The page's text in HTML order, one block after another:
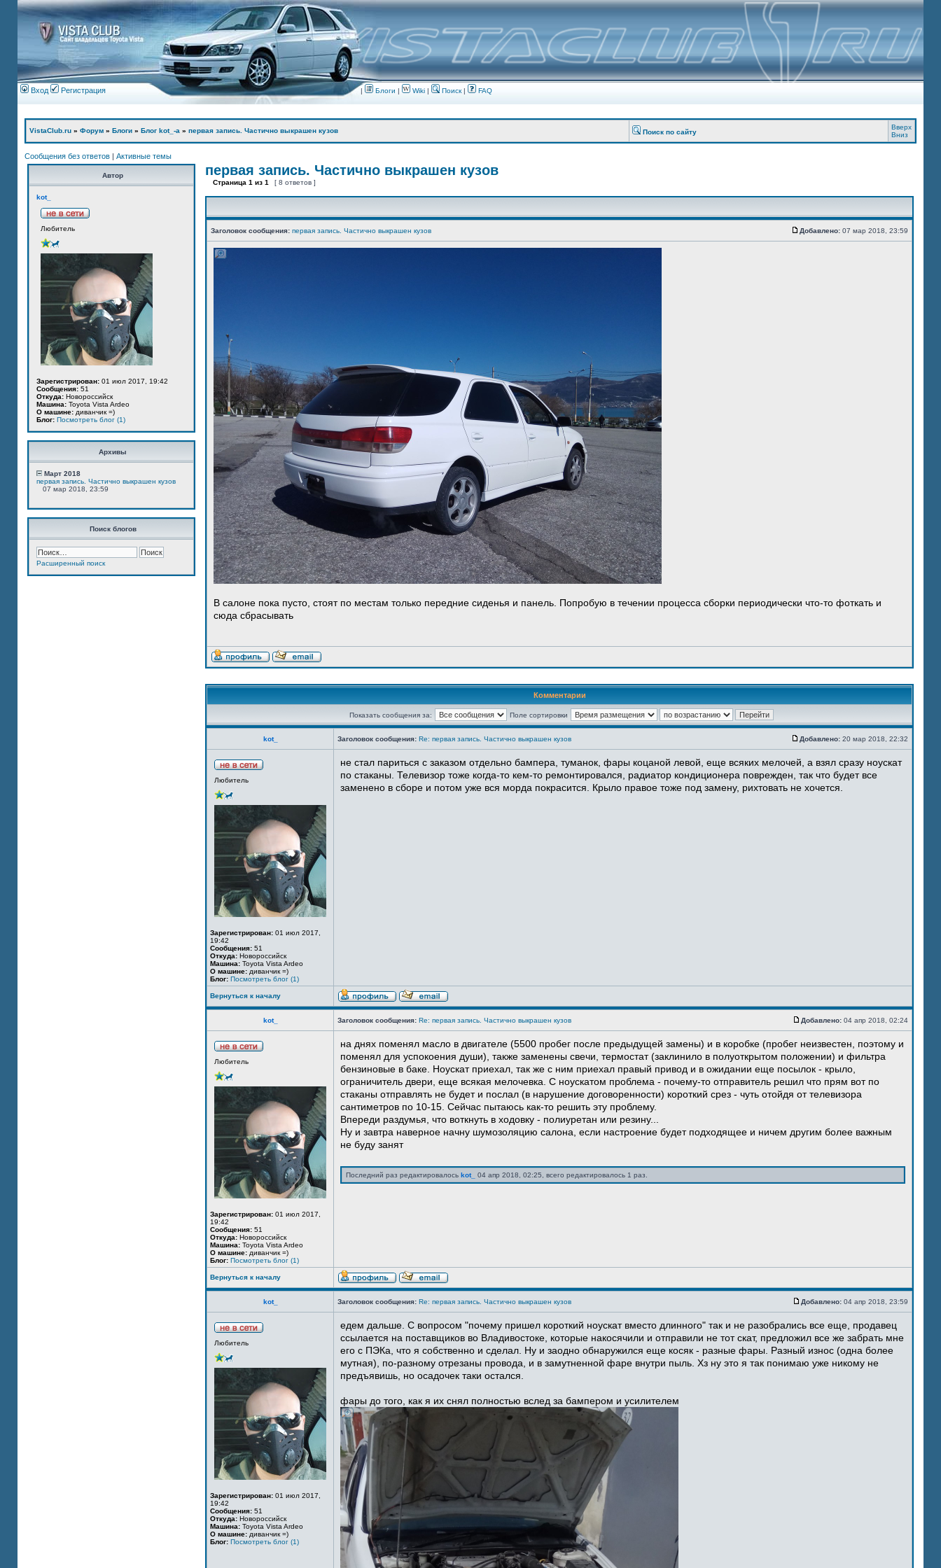
Вход Регистрация | Блоги | Wiki | Поиск| FAQ
VistaClub.ru » Форум » Блоги » Блог kot_-а » первая запись. Частично выкрашен кузов Поиск по сайту
Вверх
Вниз
Сообщения без ответов | Активные темы
Автор
kot_
Любитель
Зарегистрирован: 01 июл 2017, 19:42
Сообщения: 51
Откуда: Новороссийск
Машина: Toyota Vista Ardeo
О машине: диванчик =)
Блог: Посмотреть блог (1)
Архивы
Март 2018
первая запись. Частично выкрашен кузов
07 мар 2018, 23:59
Поиск блогов
Расширенный поиск
первая запись. Частично выкрашен кузов
Страница 1 из 1 [ 8 ответов ]
Заголовок сообщения: первая запись. Частично выкрашен кузов Добавлено: 07 мар 2018, 23:59
В салоне пока пусто, стоят по местам только передние сиденья и панель. Попробую в течении процесса сборки периодически что-то фоткать и
сюда сбрасывать
Комментарии
Показать сообщения за: Поле сортировки
kot_ Заголовок сообщения: Re: первая запись. Частично выкрашен кузов Добавлено: 20 мар 2018, 22:32
Любитель
Зарегистрирован: 01 июл 2017,
19:42
Сообщения: 51
Откуда: Новороссийск
Машина: Toyota Vista Ardeo
О машине: диванчик =)
Блог: Посмотреть блог (1)
не стал париться с заказом отдельно бампера, туманок, фары коцаной левой, еще всяких мелочей, а взял сразу ноускат
по стаканы. Телевизор тоже когда-то кем-то ремонтировался, радиатор кондиционера поврежден, так что будет все
заменено в сборе и потом уже вся морда покрасится. Крыло правое тоже под замену, рихтовать не хочется.
Вернуться к началу
kot_ Заголовок сообщения: Re: первая запись. Частично выкрашен кузов Добавлено: 04 апр 2018, 02:24
Любитель
Зарегистрирован: 01 июл 2017,
19:42
Сообщения: 51
Откуда: Новороссийск
Машина: Toyota Vista Ardeo
О машине: диванчик =)
Блог: Посмотреть блог (1)
на днях поменял масло в двигателе (5500 пробег после предыдущей замены) и в коробке (пробег неизвестен, поэтому и
поменял для успокоения души), также заменены свечи, термостат (заклинило в полуоткрытом положении) и фильтра
бензиновые в баке. Ноускат приехал, так же с ним приехал правый привод и в ожидании еще посылок - крыло,
ограничитель двери, еще всякая мелочевка. С ноускатом проблема - почему-то отправитель решил что прям вот по
стаканы отправлять не будет и послал (в нарушение договоренности) короткий срез - чуть отойдя от телевизора
сантиметров по 10-15. Сейчас пытаюсь как-то решить эту проблему.
Впереди раздумья, что воткнуть в ходовку - полиуретан или резину...
Ну и завтра наверное начну шумозоляцию салона, если настроение будет подходящее и ничем другим более важным
не буду занят
Последний раз редактировалось kot_ 04 апр 2018, 02:25, всего редактировалось 1 раз.
Вернуться к началу
kot_ Заголовок сообщения: Re: первая запись. Частично выкрашен кузов Добавлено: 04 апр 2018, 23:59
Любитель
Зарегистрирован: 01 июл 2017,
19:42
Сообщения: 51
Откуда: Новороссийск
Машина: Toyota Vista Ardeo
О машине: диванчик =)
Блог: Посмотреть блог (1)
едем дальше. С вопросом "почему пришел короткий ноускат вместо длинного" так и не разобрались все еще, продавец
ссылается на поставщиков во Владивостоке, которые накосячили и отправили не тот скат, предложил все же забрать мне
его с ПЭКа, что я собственно и сделал. Ну и заодно обнаружился еще косяк - разные фары. Разный износ (одна более
мутная), по-разному отрезаны провода, и в замутненной фаре внутри пыль. Хз ну это я так понимаю уже никому не
предъявишь, но осадочек таки остался.
фары до того, как я их снял полностью вслед за бампером и усилителем